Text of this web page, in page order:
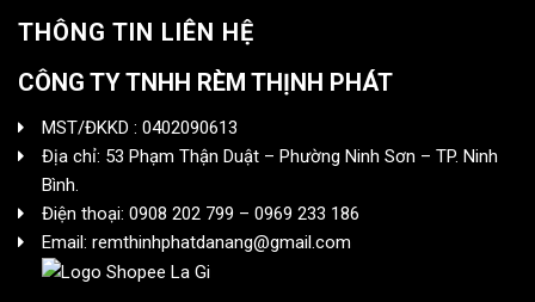
THÔNG TIN LIÊN HỆ
CÔNG TY TNHH RÈM THỊNH PHÁT
MST/ĐKKD : 0402090613
Địa chỉ: 53 Phạm Thận Duật – Phường Ninh Sơn – TP. Ninh
Bình.
Điện thoại: 0908 202 799 – 0969 233 186
Email: remthinhphatdanang@gmail.com